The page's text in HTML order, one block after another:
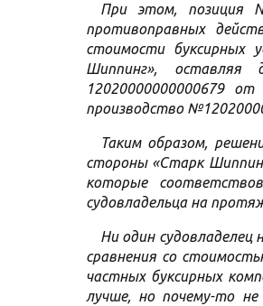
При этом, позиция
противоправных
стоимости буксирных
Шиппинг», оставляя
12020000000000679
производство
Таким образом,
стороны «Старк
которые
судовладельца на
Ни один
сравнения со
частных буксирных
лучше, но почему-то не